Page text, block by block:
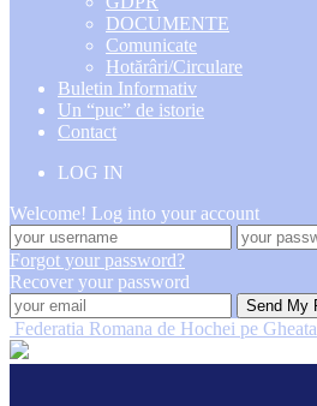
DOCUMENTE
Comunicate
Hotărâri/Circulare
Buletin Informativ
Un “puc” de istorie
Contact
LOG IN
Welcome! Log into your account
Forgot your password?
Recover your password
Federatia Romana de Hochei pe Gheata